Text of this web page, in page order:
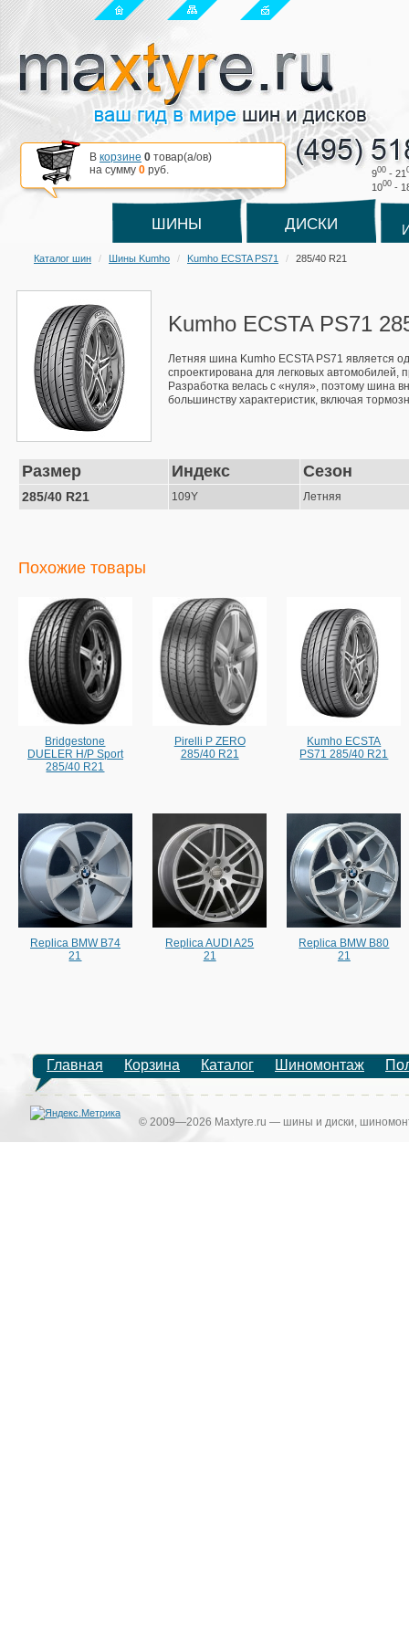
900 - 21
1000 -
В корзине 0 товар(a/ов)
на сумму 0 руб.
ШИНЫ ДИСКИ
Каталог шин Шины Kumho Kumho ECSTA PS71 285/40 R21
Kumho ECSTA PS71
Летняя шина Kumho ECSTA PS71 является
спроектирована для легковых автомобилей,
Разработка велась с «нуля», поэтому шина
большинству характеристик, включая
Размер Индекс Сезон
285/40 R21 109Y Летняя
Похожие товары
Bridgestone
DUELER H/P Sport
285/40 R21
Pirelli P ZERO
285/40 R21
Kumho ECSTA
PS71 285/40 R21
Replica BMW B74
21
Replica AUDI A25
21
Replica BMW B80
21
Главная Корзина Каталог Шиномонтаж
© 2009—2026 Maxtyre.ru — шины и диски,